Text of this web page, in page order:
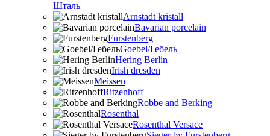
Шталь
Arnstadt kristall
Bavarian porcelain
Furstenberg
Goebel/Гебель
Hering Berlin
Irish dresden
Meissen
Ritzenhoff
Robbe and Berking
Rosenthal
Rosenthal Versace